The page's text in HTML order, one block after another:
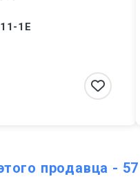
1Е
продавца - 57